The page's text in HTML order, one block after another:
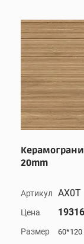
20mm
Артикул AX0T
Цена
Размер